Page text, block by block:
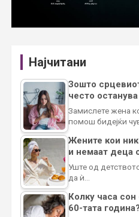
Најчитани
Зошто
често
Замислете жена
помош бидејќи
Жените кои
и немаат деца
Уште од
да ѝ…
Колку часа
60-тата година?